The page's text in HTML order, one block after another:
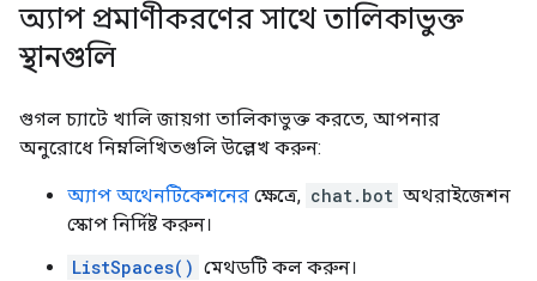
অ্যাপ প্রমাণীকরণের সাথে তালিকাভুক্ত
স্থানগুলি
গুগল চ্যাটে খালি জায়গা তালিকাভুক্ত করতে, আপনার
অনুরোধে নিম্নলিখিতগুলি উল্লেখ করুন:
অ্যাপ অথেনটিকেশনের ক্ষেত্রে, chat.bot অথরাইজেশন
স্কোপ নির্দিষ্ট করুন।
ListSpaces() মেথডটি কল করুন।